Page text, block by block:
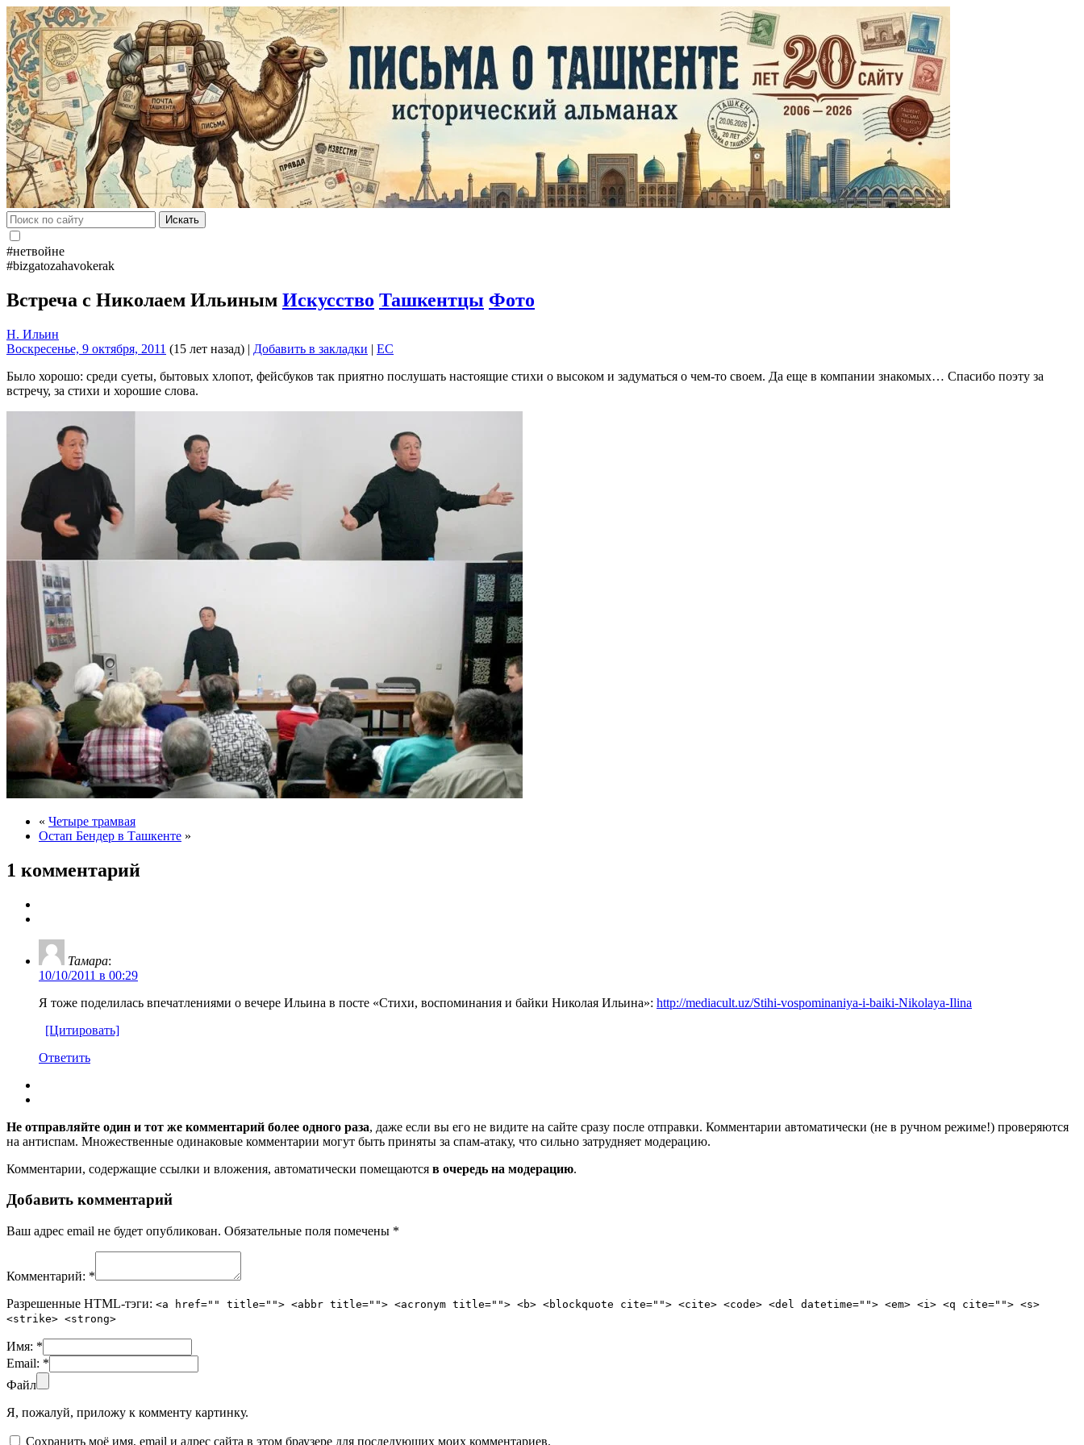
Искать
#нетвойне
#bizgatozahavokerak
Встреча с Николаем Ильиным Искусство Ташкентцы Фото
Н. Ильин
Воскресенье, 9 октября, 2011 (15 лет назад) | Добавить в закладки | EC
Было хорошо: среди суеты, бытовых хлопот, фейсбуков так приятно послушать настоящие стихи о высоком и задуматься о чем-то своем. Да еще в компании знакомых… Спасибо поэту за
встречу, за стихи и хорошие слова.
« Четыре трамвая
Остап Бендер в Ташкенте »
1 комментарий
Тамара:
10/10/2011 в 00:29
Я тоже поделилась впечатлениями о вечере Ильина в посте «Стихи, воспоминания и байки Николая Ильина»: http://mediacult.uz/Stihi-vospominaniya-i-baiki-Nikolaya-Ilina
[Цитировать]
Ответить
Не отправляйте один и тот же комментарий более одного раза, даже если вы его не видите на сайте сразу после отправки. Комментарии автоматически (не в ручном режиме!) проверяются
на антиспам. Множественные одинаковые комментарии могут быть приняты за спам-атаку, что сильно затрудняет модерацию.
Комментарии, содержащие ссылки и вложения, автоматически помещаются в очередь на модерацию.
Добавить комментарий
Ваш адрес email не будет опубликован. Обязательные поля помечены *
Комментарий: *
Разрешенные HTML-тэги: <a href="" title=""> <abbr title=""> <acronym title=""> <b> <blockquote cite=""> <cite> <code> <del datetime=""> <em> <i> <q cite=""> <s>
<strike> <strong>
Имя: *
Email: *
Файл
Я, пожалуй, приложу к комменту картинку.
Сохранить моё имя, email и адрес сайта в этом браузере для последующих моих комментариев.